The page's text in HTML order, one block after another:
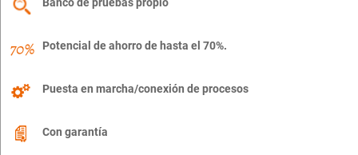
Banco de pruebas propio
Potencial de ahorro de hasta el 70%.
Puesta en marcha/conexión de procesos
Con garantía